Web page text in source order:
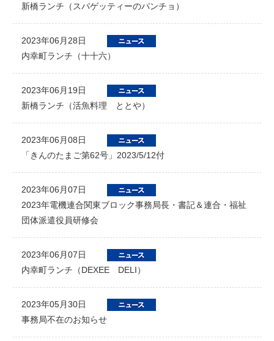
新橋ランチ（スパゲッティーのパンチョ）
2023年06月28日
内幸町ランチ（十十六）
2023年06月19日
新橋ランチ（活魚料理 ととや）
2023年06月08日
「きんのたまご第62号」2023/5/12付
2023年06月07日
2023年電機連合関東ブロック事務局長・書記＆連合・福祉
団体派遣役員研修会
2023年06月07日
内幸町ランチ（DEXEE DELI）
2023年05月30日
事務局不在のお知らせ